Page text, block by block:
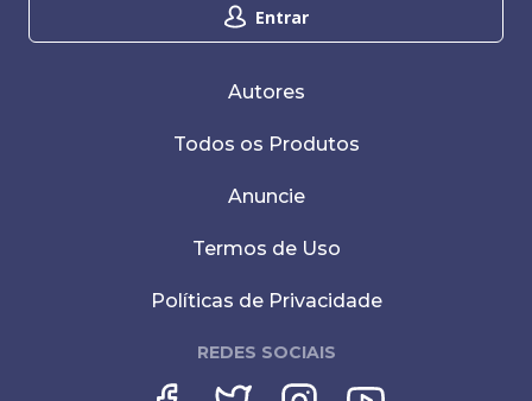
Entrar
Autores
Todos os Produtos
Anuncie
Termos de Uso
Políticas de Privacidade
REDES SOCIAIS